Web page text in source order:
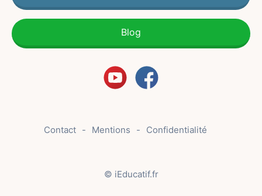
Blog
Contact Mentions Confidentialité
© iEducatif.fr